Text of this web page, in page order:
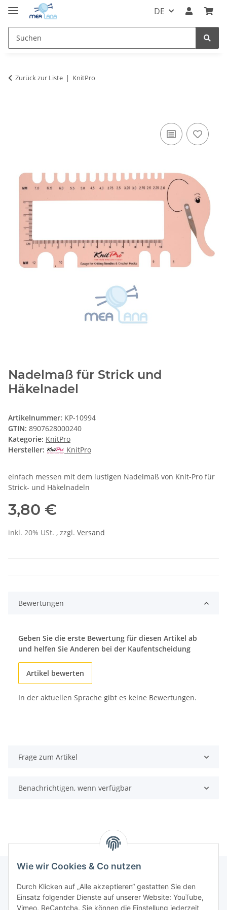
Wie wir Cookies & Co nutzen
Durch Klicken auf „Alle akzeptieren“ gestatten Sie den
Einsatz folgender Dienste auf unserer Website: YouTube,
Vimeo, ReCaptcha. Sie können die Einstellung jederzeit
DE
Zurück zur Liste KnitPro
Nadelmaß für Strick und
Häkelnadel
Artikelnummer: KP-10994
GTIN: 8907628000240
Kategorie: KnitPro
Hersteller:
KnitPro
einfach messen mit dem lustigen Nadelmaß von Knit-Pro für
Strick- und Häkelnadeln
3,80 €
inkl. 20% USt. , zzgl. Versand
Bewertungen
Geben Sie die erste Bewertung für diesen Artikel ab
und helfen Sie Anderen bei der Kaufentscheidung
Artikel bewerten
In der aktuellen Sprache gibt es keine Bewertungen.
Frage zum Artikel
Benachrichtigen, wenn verfügbar
Informationen